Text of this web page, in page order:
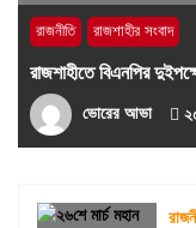
রাজনীতি রাজশাহীর সংবাদ
রাজশাহীতে বিএনপির
ভোরের আভা